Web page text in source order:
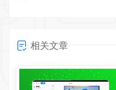
相关文章